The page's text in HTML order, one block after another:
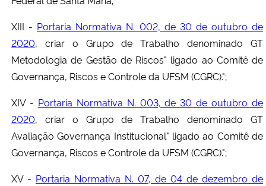
XIII - Portaria Normativa N. 002, de 30 de outubro de
2020, criar o Grupo de Trabalho denominado GT
Metodologia de Gestão de Riscos" ligado ao Comitê de
Governança, Riscos e Controle da UFSM (CGRC).";
XIV - Portaria Normativa N. 003, de 30 de outubro de
2020, criar o Grupo de Trabalho denominado GT
Avaliação Governança Institucional" ligado ao Comitê de
Governança, Riscos e Controle da UFSM (CGRC).";
XV - Portaria Normativa N. 07, de 04 de dezembro de